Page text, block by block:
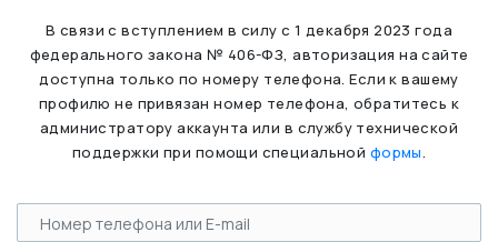
В связи с вступлением в силу с 1 декабря 2023 года
федерального закона № 406-ФЗ, авторизация на сайте
доступна только по номеру телефона. Если к вашему
профилю не привязан номер телефона, обратитесь к
администратору аккаунта или в службу технической
поддержки при помощи специальной формы.